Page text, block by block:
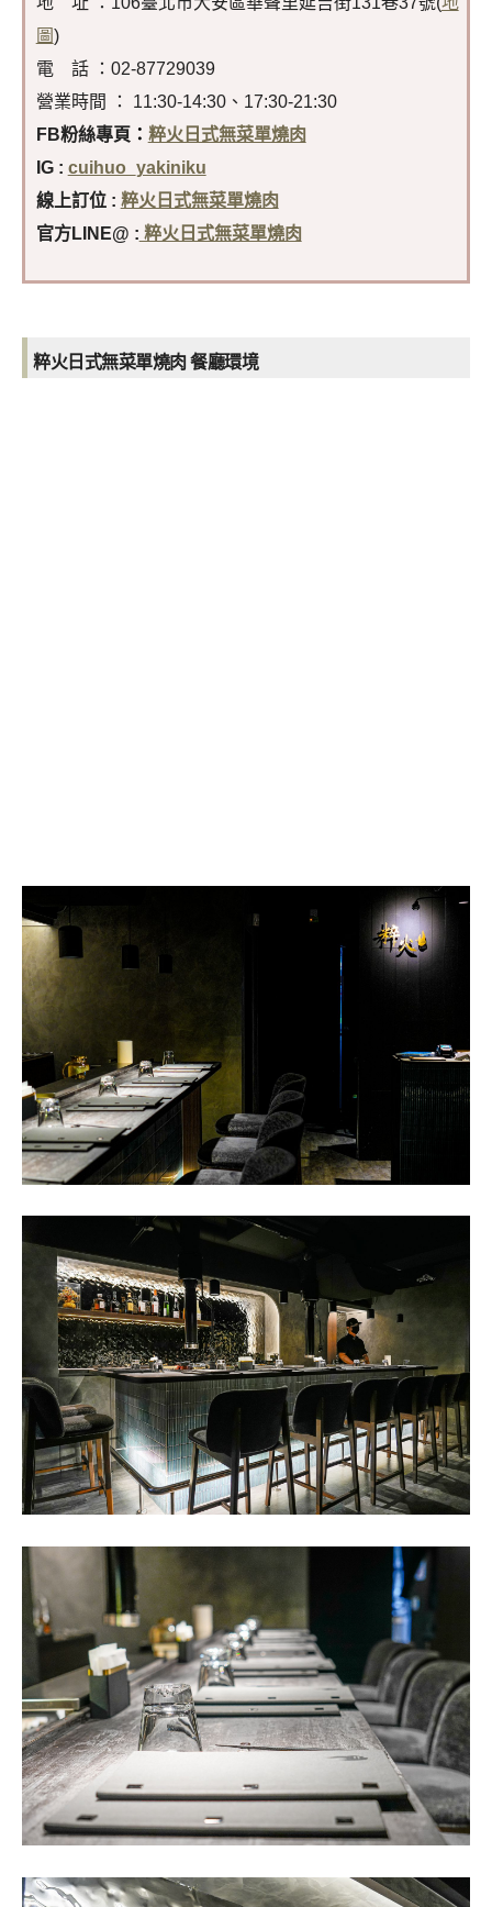
圖)
電 話 ：02-87729039
營業時間 ： 11:30-14:30、17:30-21:30
FB粉絲專頁 ： 粹火日式無菜單燒肉
IG : cuihuo_yakiniku
線上訂位 : 粹火日式無菜單燒肉
官方LINE@ : 粹火日式無菜單燒肉
粹火日式無菜單燒肉 餐廳環境